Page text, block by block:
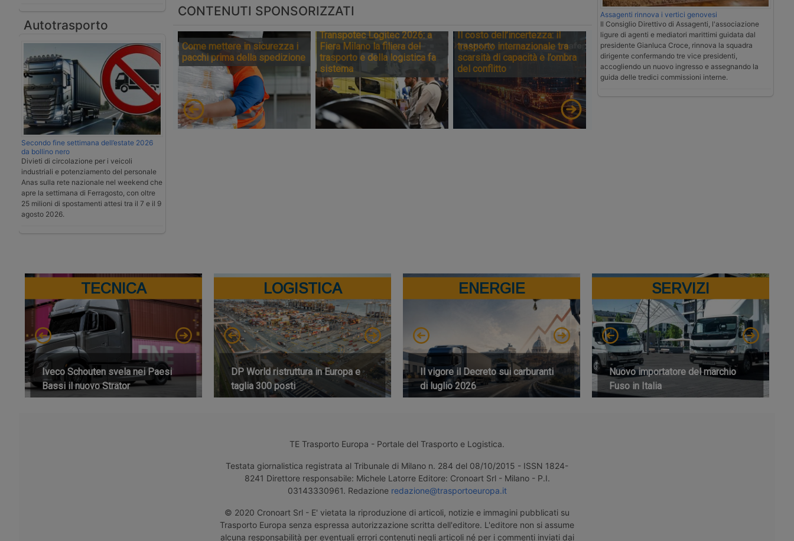
Autotrasporto
Secondo fine settimana dell’estate 2026
da bollino nero
Divieti di circolazione per i veicoli
industriali e potenziamento del personale
Anas sulla rete nazionale nel weekend che
apre la settimana di Ferragosto, con oltre
25 milioni di spostamenti attesi tra il 7 e il 9
agosto 2026.
CONTENUTI SPONSORIZZATI
Come mettere in sicurezza i
pacchi prima della spedizione
Transpotec Logitec 2026: a
Fiera Milano la filiera del
trasporto e della logistica fa
sistema
Il costo dell’incertezza: il
trasporto internazionale tra
scarsità di capacità e l’ombra
del conflitto
Assagenti rinnova i vertici genovesi
Il Consiglio Direttivo di Assagenti, l'associazione
ligure di agenti e mediatori marittimi guidata dal
presidente Gianluca Croce, rinnova la squadra
dirigente confermando tre vice presidenti,
accogliendo un nuovo ingresso e assegnando la
guida delle tredici commissioni interne.
TECNICA
Iveco Schouten svela nei Paesi
Bassi il nuovo Strator
LOGISTICA
DP World ristruttura in Europa e
taglia 300 posti
ENERGIE
Il vigore il Decreto sui carburanti
di luglio 2026
SERVIZI
Nuovo importatore del marchio
Fuso in Italia
TE Trasporto Europa - Portale del Trasporto e Logistica.
Testata giornalistica registrata al Tribunale di Milano n. 284 del 08/10/2015 - ISSN 1824-
8241 Direttore responsabile: Michele Latorre Editore: Cronoart Srl - Milano - P.I.
03143330961. Redazione redazione@trasportoeuropa.it
© 2020 Cronoart Srl - E' vietata la riproduzione di articoli, notizie e immagini pubblicati su
Trasporto Europa senza espressa autorizzazione scritta dell'editore. L'editore non si assume
alcuna responsabilità per eventuali errori contenuti negli articoli né per i commenti inviati dai